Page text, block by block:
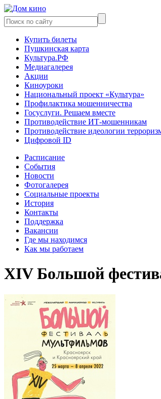
Купить билеты
Пушкинская карта
Культура.РФ
Медиагалерея
Акции
Киноуроки
Национальный проект «Культура»
Профилактика мошенничества
Госуслуги. Решаем вместе
Противодействие ИТ-мошенникам
Противодействие идеологии
Цифровой ID
Расписание
События
Новости
Фотогалерея
Социальные проекты
История
Контакты
Поддержка
Вакансии
Где мы находимся
Как мы работаем
XIV ​Большой